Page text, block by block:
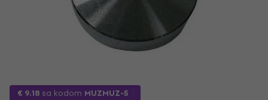
€ 9.18 sa kodom MUZMUZ-5